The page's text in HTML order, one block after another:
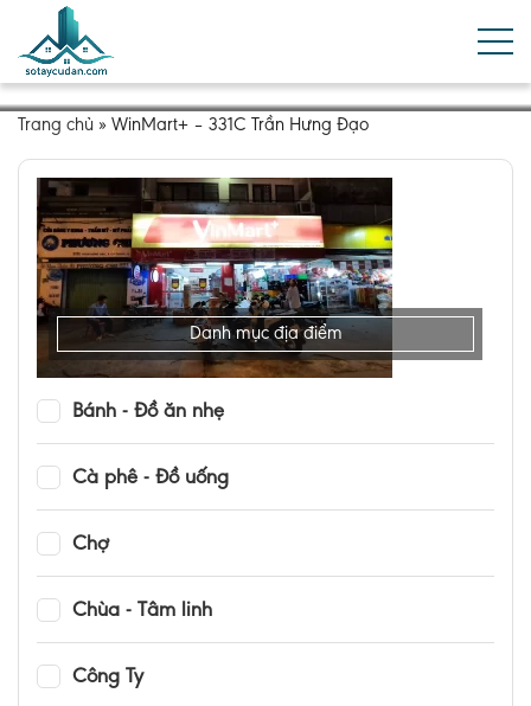
Trang chủ » WinMart+ – 331C Trần Hưng Đạo
Danh mục địa điểm
Bánh - Đồ ăn nhẹ
Cà phê - Đồ uống
Chợ
Chùa - Tâm linh
Công Ty